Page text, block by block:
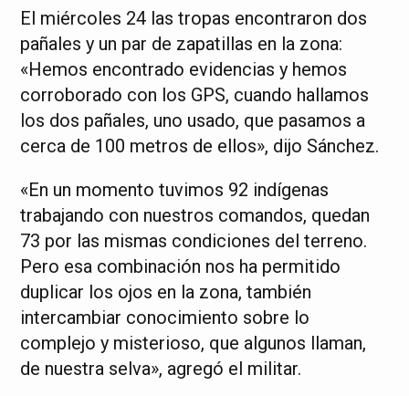
El miércoles 24 las tropas encontraron dos
pañales y un par de zapatillas en la zona:
«Hemos encontrado evidencias y hemos
corroborado con los GPS, cuando hallamos
los dos pañales, uno usado, que pasamos a
cerca de 100 metros de ellos», dijo Sánchez.
«En un momento tuvimos 92 indígenas
trabajando con nuestros comandos, quedan
73 por las mismas condiciones del terreno.
Pero esa combinación nos ha permitido
duplicar los ojos en la zona, también
intercambiar conocimiento sobre lo
complejo y misterioso, que algunos llaman,
de nuestra selva», agregó el militar.